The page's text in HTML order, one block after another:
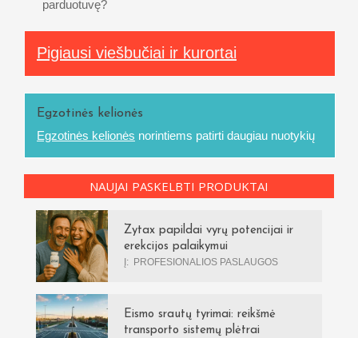
parduotuvę?
Pigiausi viešbučiai ir kurortai
Egzotinės kelionės
Egzotinės kelionės norintiems patirti daugiau nuotykių
NAUJAI PASKELBTI PRODUKTAI
Zytax papildai vyrų potencijai ir
erekcijos palaikymui
Į: PROFESIONALIOS PASLAUGOS
Eismo srautų tyrimai: reikšmė
transporto sistemų plėtrai